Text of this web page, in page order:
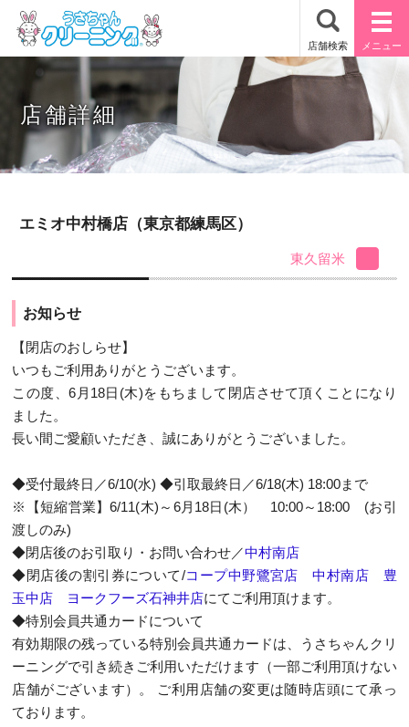
店舗詳細
エミオ中村橋店（東京都練馬区）
東久留米
お知らせ
【閉店のおしらせ】
いつもご利用ありがとうございます。
この度、6月18日(木)をもちまして閉店させて頂くことになり
ました。
長い間ご愛顧いただき、誠にありがとうございました。
◆受付最終日／6/10(水) ◆引取最終日／6/18(木) 18:00まで
※【短縮営業】6/11(木)～6月18日(木） 10:00～18:00 (お引
渡しのみ)
◆閉店後のお引取り・お問い合わせ／中村南店
◆閉店後の割引券について/コープ中野鷺宮店 中村南店
豊
玉中店
ヨークフーズ石神井店にてご利用頂けます。
◆特別会員共通カードについて
有効期限の残っている特別会員共通カードは、うさちゃんクリ
ーニングで引き続きご利用いただけます（一部ご利用頂けない
店舗がございます）。 ご利用店舗の変更は随時店頭にて承っ
ております。